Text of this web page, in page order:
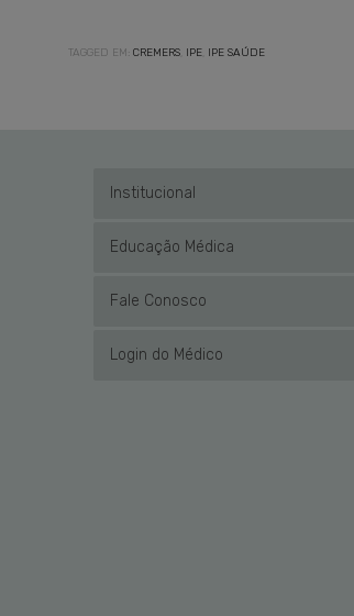
TAGGED EM: CREMERS IPE IPE SAÚDE
Institucional
Educação Médica
Fale Conosco
Login do Médico